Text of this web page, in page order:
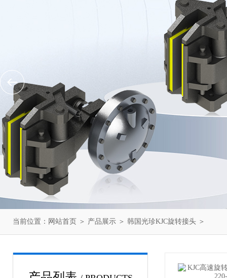
当前位置： 网站首页 ＞ 产品展示 ＞ 韩国光珍KJC旋转接头 ＞